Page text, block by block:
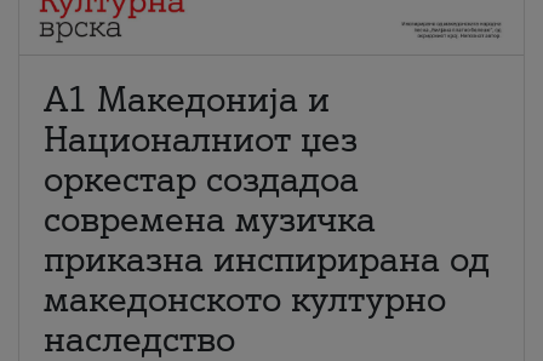
А1 Македонија и
Националниот џез
оркестар создадоа
современа музичка
приказна инспирирана од
македонското културно
наследство